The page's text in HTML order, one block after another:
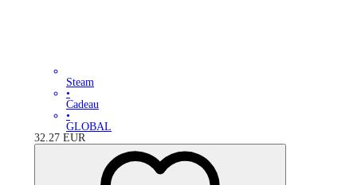
Steam
•
Cadeau
•
GLOBAL
32.27 EUR